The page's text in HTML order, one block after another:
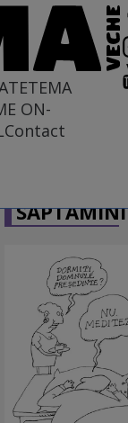
TEMA
ON-
Contact